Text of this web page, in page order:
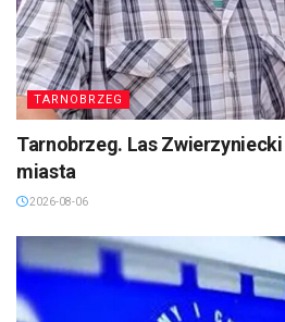
TARNOBRZEG
Tarnobrzeg. Las Zwierzyniecki
miasta
2026-08-06